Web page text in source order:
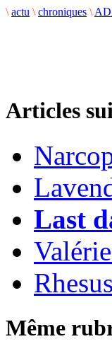
\ actu \ chroniques \
Articles
Last
Rhesus
Même